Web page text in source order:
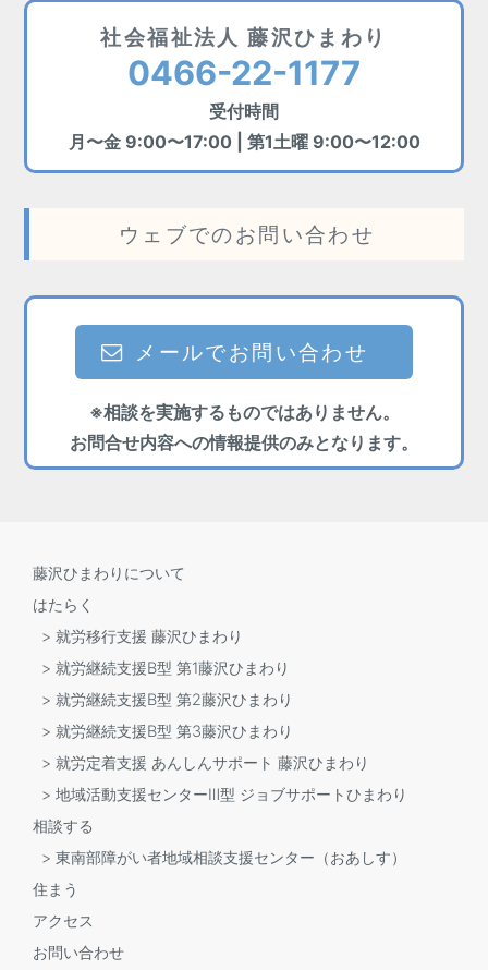
社会福祉法人 藤沢ひまわり
0466-22-1177
受付時間
月〜金 9:00〜17:00 | 第1土曜 9:00〜12:00
ウェブでのお問い合わせ
メールでお問い合わせ
※相談を実施するものではありません。
お問合せ内容への情報提供のみとなります。
藤沢ひまわりについて
はたらく
> 就労移行支援 藤沢ひまわり
> 就労継続支援B型 第1藤沢ひまわり
> 就労継続支援B型 第2藤沢ひまわり
> 就労継続支援B型 第3藤沢ひまわり
> 就労定着支援 あんしんサポート 藤沢ひまわり
> 地域活動支援センターⅢ型 ジョブサポートひまわり
相談する
> 東南部障がい者地域相談支援センター（おあしす）
住まう
アクセス
お問い合わせ